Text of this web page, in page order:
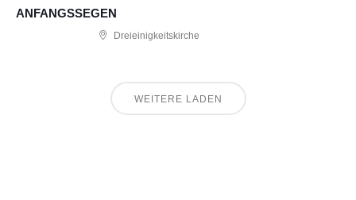
ANFANGSSEGEN
Dreieinigkeitskirche
WEITERE LADEN